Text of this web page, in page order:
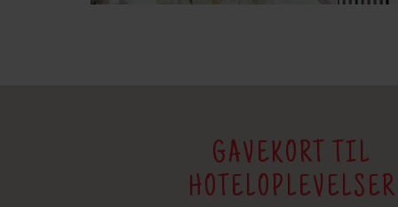
GAVEKORT TIL
HOTELOPLEVELSER